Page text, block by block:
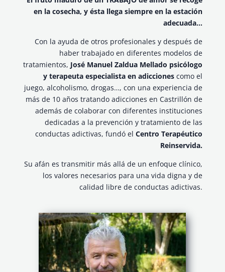
en la cosecha, y ésta llega siempre en la estación
adecuada…
Con la ayuda de otros profesionales y después de
haber trabajado en diferentes modelos de
tratamientos, José Manuel Zaldua Mellado psicólogo
y terapeuta especialista en adicciones como el
juego, alcoholismo, drogas…, con una experiencia de
más de 10 años tratando adicciones en Castrillón de
además de colaborar con diferentes instituciones
dedicadas a la prevención y tratamiento de las
conductas adictivas, fundó elCentro Terapéutico
Reinservida.
Su afán es transmitir más allá de un enfoque clínico,
los valores necesarios para una vida digna y de
calidad libre de conductas adictivas.